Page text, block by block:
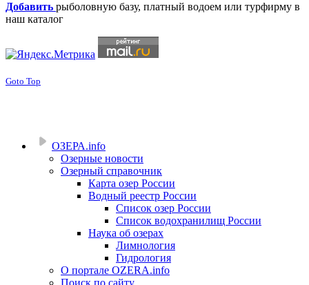
Добавить рыболовную базу, платный водоем или турфирму в
наш каталог
Goto Top
ОЗЕРА.info
Озерные новости
Озерный справочник
Карта озер России
Водный реестр России
Список озер России
Список водохранилищ России
Наука об озерах
Лимнология
Гидрология
О портале OZERA.info